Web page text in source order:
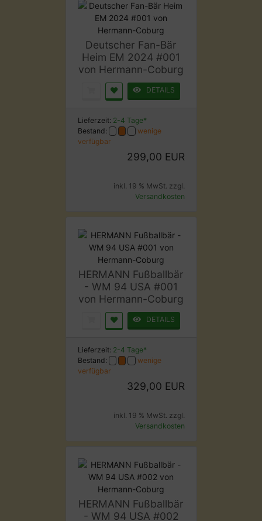
Deutscher Fan-Bär
Heim EM 2024 #001
von Hermann-Coburg
DETAILS
Lieferzeit: 2-4 Tage*
Bestand:
wenige
verfügbar
299,00 EUR
inkl. 19 % MwSt. zzgl.
Versandkosten
HERMANN Fußballbär
- WM 94 USA #001
von Hermann-Coburg
DETAILS
Lieferzeit: 2-4 Tage*
Bestand:
wenige
verfügbar
329,00 EUR
inkl. 19 % MwSt. zzgl.
Versandkosten
HERMANN Fußballbär
- WM 94 USA #002